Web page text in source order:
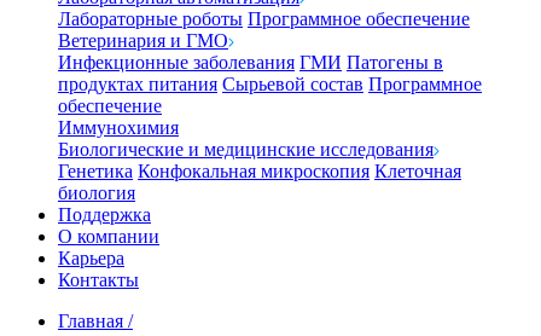
Лабораторные роботы Программное обеспечение
Ветеринария и ГМО
Инфекционные заболевания ГМИ Патогены в
продуктах питания Сырьевой состав Программное
обеспечение
Иммунохимия
Биологические и медицинские исследования
Генетика Конфокальная микроскопия Клеточная
биология
Поддержка
О компании
Карьера
Контакты
Главная /